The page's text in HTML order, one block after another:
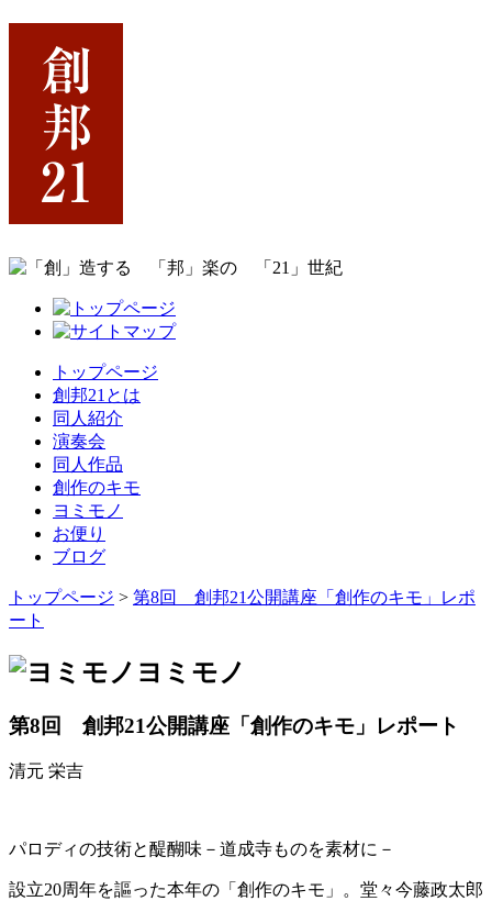
トップページ
創邦21とは
同人紹介
演奏会
同人作品
創作のキモ
ヨミモノ
お便り
ブログ
トップページ > 第8回 創邦21公開講座「創作のキモ」レポ
ート
ヨミモノ
第8回 創邦21公開講座「創作のキモ」レポート
清元 栄吉
パロディの技術と醍醐味－道成寺ものを素材に－
設立20周年を謳った本年の「創作のキモ」。堂々今藤政太郎